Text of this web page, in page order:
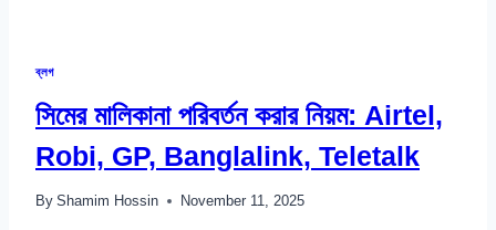
ব্লগ
সিমের মালিকানা পরিবর্তন করার নিয়ম: Airtel,
Robi, GP, Banglalink, Teletalk
By Shamim Hossin November 11, 2025